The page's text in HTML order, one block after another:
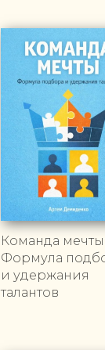
Команда мечты:
Формула
и удержания
талантов